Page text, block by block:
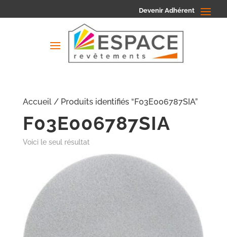
Devenir Adhérent
Accueil/ Produits identifiés “F03E006787SIA”
F03E006787SIA
Voici le seul résultat